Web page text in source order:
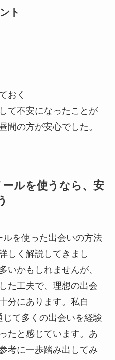
ト
おく
て不安になったことが
間の方が安心でした。
ルを使うなら、安
ルを使った出会いの方法
しく解説してきまし
いかもしれませんが、
た工夫で、理想の出会
分にあります。私自
て多くの出会いを経験
たと感じています。あ
考に一歩踏み出してみ